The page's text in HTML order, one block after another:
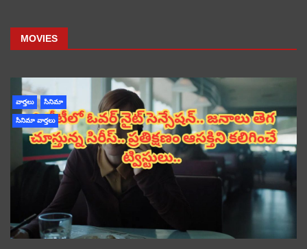
MOVIES
వార్తలు సినిమా
సినిమా వార్తలు